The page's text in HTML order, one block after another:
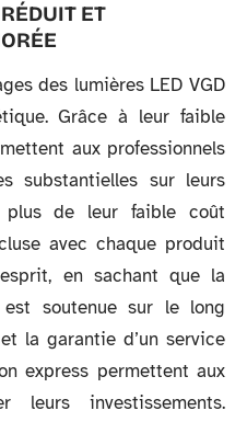
ET
des lumières LED VGD
Grâce à leur faible
aux professionnels
substantielles sur leurs
plus de leur faible coût
avec chaque produit
en sachant que la
est soutenue sur le long
la garantie d’un service
express permettent aux
leurs investissements.